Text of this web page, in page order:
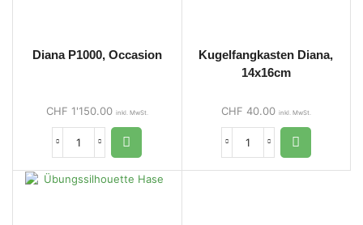
Diana P1000, Occasion
CHF 1'150.00 inkl. MwSt.
Kugelfangkasten Diana,
14x16cm
CHF 40.00 inkl. MwSt.